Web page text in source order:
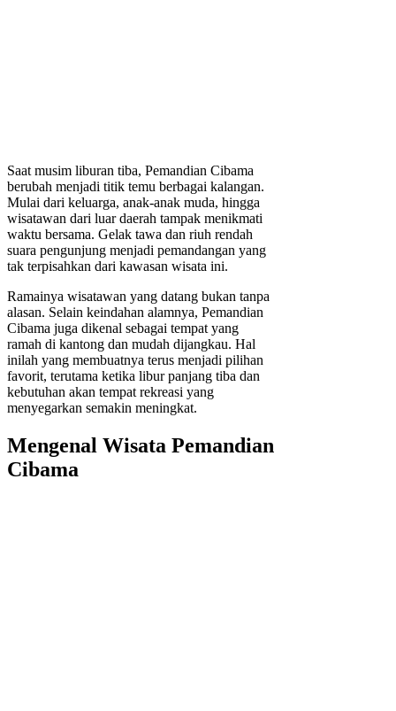
Saat musim liburan tiba, Pemandian Cibama
berubah menjadi titik temu berbagai kalangan.
Mulai dari keluarga, anak-anak muda, hingga
wisatawan dari luar daerah tampak menikmati
waktu bersama. Gelak tawa dan riuh rendah
suara pengunjung menjadi pemandangan yang
tak terpisahkan dari kawasan wisata ini.
Ramainya wisatawan yang datang bukan tanpa
alasan. Selain keindahan alamnya, Pemandian
Cibama juga dikenal sebagai tempat yang
ramah di kantong dan mudah dijangkau. Hal
inilah yang membuatnya terus menjadi pilihan
favorit, terutama ketika libur panjang tiba dan
kebutuhan akan tempat rekreasi yang
menyegarkan semakin meningkat.
Mengenal Wisata Pemandian
Cibama